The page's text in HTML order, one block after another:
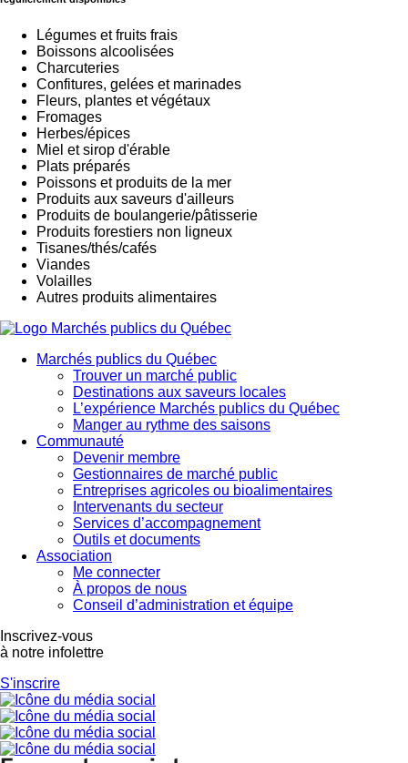
Légumes et fruits frais
Boissons alcoolisées
Charcuteries
Confitures, gelées et marinades
Fleurs, plantes et végétaux
Fromages
Herbes/épices
Miel et sirop d'érable
Plats préparés
Poissons et produits de la mer
Produits aux saveurs d'ailleurs
Produits de boulangerie/pâtisserie
Produits forestiers non ligneux
Tisanes/thés/cafés
Viandes
Volailles
Autres produits alimentaires
Marchés publics du Québec
Trouver un marché public
Destinations aux saveurs locales
L’expérience Marchés publics du Québec
Manger au rythme des saisons
Communauté
Devenir membre
Gestionnaires de marché public
Entreprises agricoles ou bioalimentaires
Intervenants du secteur
Services d’accompagnement
Outils et documents
Association
Me connecter
À propos de nous
Conseil d’administration et équipe
Inscrivez-vous
à notre infolettre
S'inscrire
Ce site Web utilise des
cookies
Notre site Web utilise des cookies pour
améliorer l'expérience utilisateur. En
utilisant notre site Web, vous acceptez tous
les cookies conformément à notre Politique